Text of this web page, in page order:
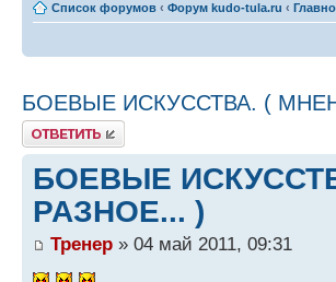
Список форумов ‹ Форум kudo-tula.ru ‹
БОЕВЫЕ ИСКУССТВА. (
Ответить
БОЕВЫЕ
РАЗНОЕ... )
Тренер » 04 май 2011, 09:31